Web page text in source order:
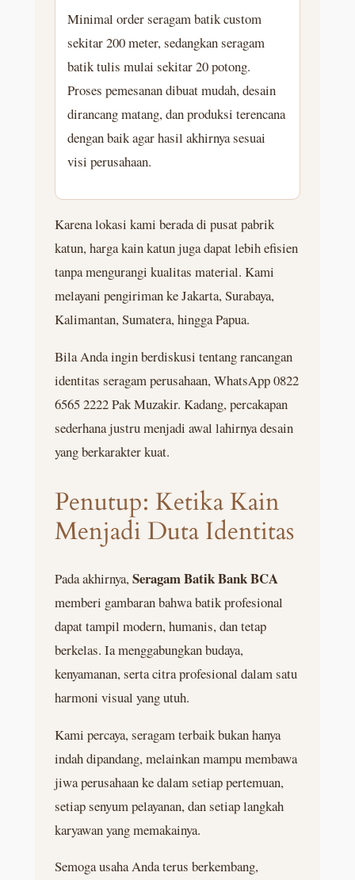
Minimal order seragam batik custom
sekitar 200 meter, sedangkan seragam
batik tulis mulai sekitar 20 potong.
Proses pemesanan dibuat mudah, desain
dirancang matang, dan produksi terencana
dengan baik agar hasil akhirnya sesuai
visi perusahaan.
Karena lokasi kami berada di pusat pabrik
katun, harga kain katun juga dapat lebih efisien
tanpa mengurangi kualitas material. Kami
melayani pengiriman ke Jakarta, Surabaya,
Kalimantan, Sumatera, hingga Papua.
Bila Anda ingin berdiskusi tentang rancangan
identitas seragam perusahaan, WhatsApp 0822
6565 2222 Pak Muzakir. Kadang, percakapan
sederhana justru menjadi awal lahirnya desain
yang berkarakter kuat.
Penutup: Ketika Kain
Menjadi Duta Identitas
Pada akhirnya,Seragam Batik Bank BCA
memberi gambaran bahwa batik profesional
dapat tampil modern, humanis, dan tetap
berkelas. Ia menggabungkan budaya,
kenyamanan, serta citra profesional dalam satu
harmoni visual yang utuh.
Kami percaya, seragam terbaik bukan hanya
indah dipandang, melainkan mampu membawa
jiwa perusahaan ke dalam setiap pertemuan,
setiap senyum pelayanan, dan setiap langkah
karyawan yang memakainya.
Semoga usaha Anda terus berkembang,